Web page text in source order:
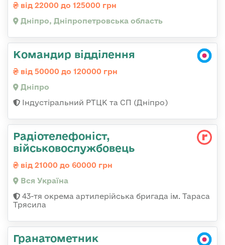
від 22000 до 125000 грн
Дніпро, Дніпропетровська область
Командир відділення
від 50000 до 120000 грн
Дніпро
Індустіральний РТЦК та СП (Дніпро)
Радіотелефоніст,
військовослужбовець
від 21000 до 60000 грн
Вся Україна
43-тя окрема артилерійська бригада ім. Тараса
Трясила
Гранатометник